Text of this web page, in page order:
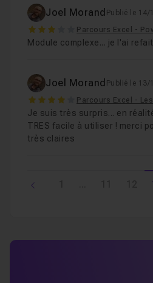
Joel Morand Publié le 14/
3 Parcours Excel -
Module complexe... je l'ai
Joel Morand Publié le 13/
4 Parcours Excel -
Je suis très surpris... en
TRES facile à utiliser ! merci
très claires